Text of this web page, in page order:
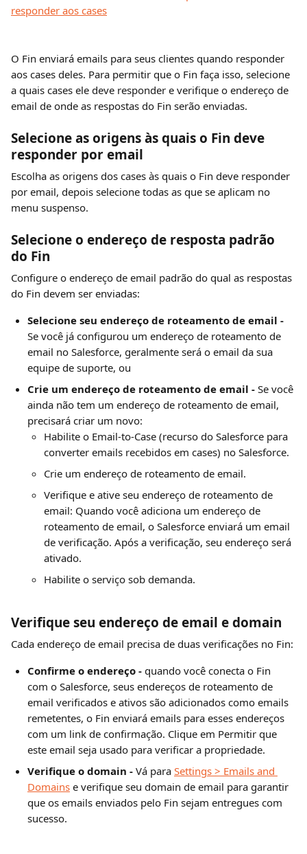
O Fin enviará emails para seus clientes quando responder
aos cases deles. Para permitir que o Fin faça isso, selecione
a quais cases ele deve responder e verifique o endereço de
email de onde as respostas do Fin serão enviadas.
Selecione as origens às quais o Fin deve
responder por email
Escolha as origens dos cases às quais o Fin deve responder
por email, depois selecione todas as que se aplicam no
menu suspenso.
Selecione o endereço de resposta padrão
do Fin
Configure o endereço de email padrão do qual as respostas
do Fin devem ser enviadas:
Selecione seu endereço de roteamento de email -
Se você já configurou um endereço de roteamento de
email no Salesforce, geralmente será o email da sua
equipe de suporte, ou
Crie um endereço de roteamento de email - Se você
ainda não tem um endereço de roteamento de email,
precisará criar um novo:
Habilite o Email-to-Case (recurso do Salesforce para
converter emails recebidos em cases) no Salesforce.
Crie um endereço de roteamento de email.
Verifique e ative seu endereço de roteamento de
email: Quando você adiciona um endereço de
roteamento de email, o Salesforce enviará um email
de verificação. Após a verificação, seu endereço será
ativado.
Habilite o serviço sob demanda.
Verifique seu endereço de email e domain
Cada endereço de email precisa de duas verificações no Fin:
Confirme o endereço - quando você conecta o Fin
com o Salesforce, seus endereços de roteamento de
email verificados e ativos são adicionados como emails
remetentes, o Fin enviará emails para esses endereços
com um link de confirmação. Clique em Permitir que
este email seja usado para verificar a propriedade.
Verifique o domain - Vá para Settings > Emails and
Domains e verifique seu domain de email para garantir
que os emails enviados pelo Fin sejam entregues com
sucesso.